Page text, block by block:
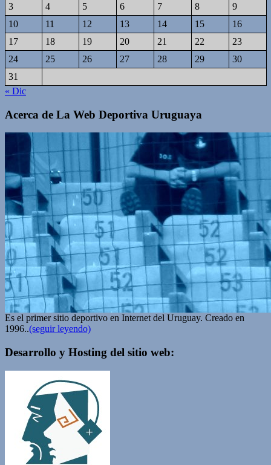
3
4 5 6 7 8
9
10
11 12 13 14 15
16
17
18 19 20 21 22
23
24
25 26 27 28 29
30
31
« Dic
Acerca de La Web Deportiva Uruguaya
Es el primer sitio deportivo en Internet del Uruguay. Creado en
1996..(seguir leyendo)
Desarrollo y Hosting del sitio web: